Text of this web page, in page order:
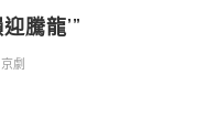
騰龍’”
劇